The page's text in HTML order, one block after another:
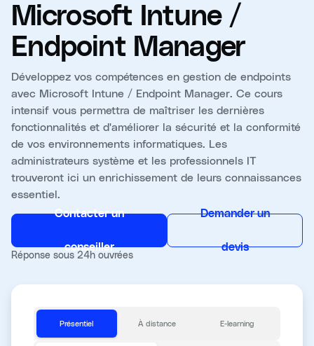
Microsoft Intune /
Endpoint Manager
Développez vos compétences en gestion de endpoints
avec Microsoft Intune / Endpoint Manager. Ce cours
intensif vous permettra de maîtriser les dernières
fonctionnalités et d'améliorer la sécurité et la conformité
de vos environnements informatiques. Les
administrateurs système et les professionnels IT
trouveront ici un enrichissement de leurs connaissances
essentiel.
Contacter un
conseiller
Demander un
devis
Réponse sous 24h ouvrées
Présentiel À distance E-learning